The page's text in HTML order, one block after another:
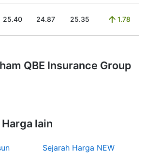
25.40 24.87 25.35 1.78
QBE Insurance Group
lain
Sejarah Harga NEW